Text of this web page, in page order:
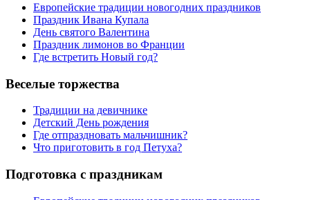
Европейские традиции новогодних праздников
Праздник Ивана Купала
День святого Валентина
Праздник лимонов во Франции
Где встретить Новый год?
Веселые торжества
Традиции на девичнике
Детский День рождения
Где отпраздновать мальчишник?
Что приготовить в год Петуха?
Подготовка с праздникам